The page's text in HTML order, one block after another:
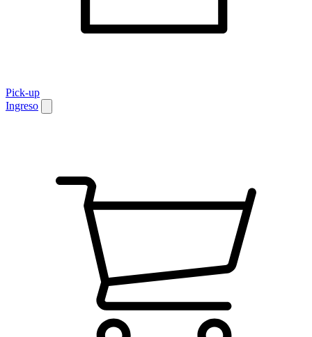
Pick-up
Ingreso